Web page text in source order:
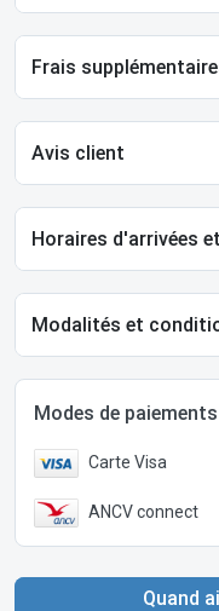
Frais
Avis client
Horaires d'arrivées
Modalités et
Modes de
Carte Visa
ANCV connect
Quand